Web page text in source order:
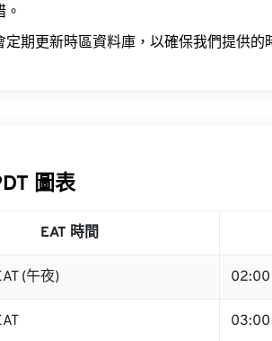
定期更新時區資料庫，以確保我們提供的
圖表
EAT 時間
(午夜) 02:00
03:00